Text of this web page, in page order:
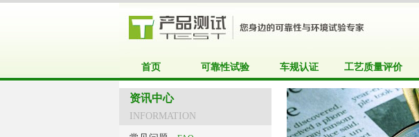
首页 可靠性试验 车规认证 工艺质量评价
资讯中心
INFORMATION